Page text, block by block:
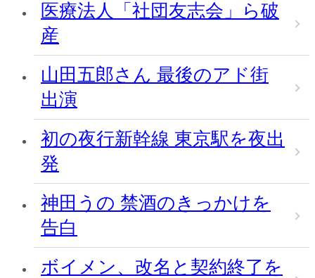
医療法人「社団友志会」ら破
産
山田五郎さん 最後のアド街
出演
初の夜行新幹線 東京駅を夜出
発
神田うの 禁酒のきっかけを
告白
ボイメン、改名と契約終了を